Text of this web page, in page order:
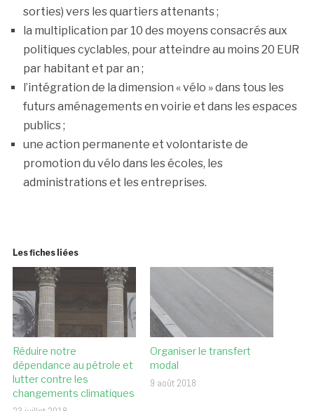
sorties) vers les quartiers attenants ;
la multiplication par 10 des moyens consacrés aux
politiques cyclables, pour atteindre au moins 20 EUR
par habitant et par an ;
l’intégration de la dimension « vélo » dans tous les
futurs aménagements en voirie et dans les espaces
publics ;
une action permanente et volontariste de
promotion du vélo dans les écoles, les
administrations et les entreprises.
Les fiches liées
Réduire notre
dépendance au pétrole et
lutter contre les
changements climatiques
Organiser le transfert
modal
9 août 2018